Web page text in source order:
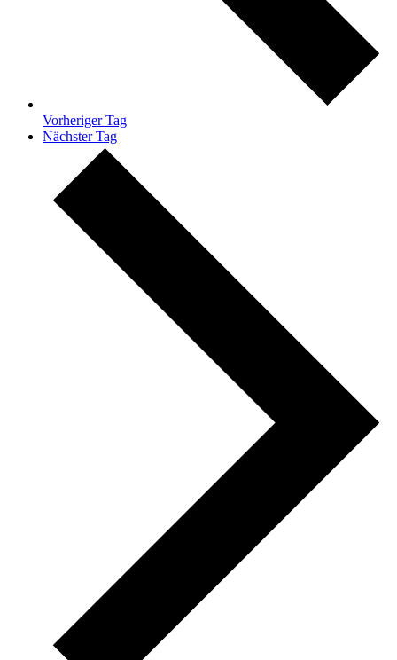
Vorheriger Tag
Nächster Tag